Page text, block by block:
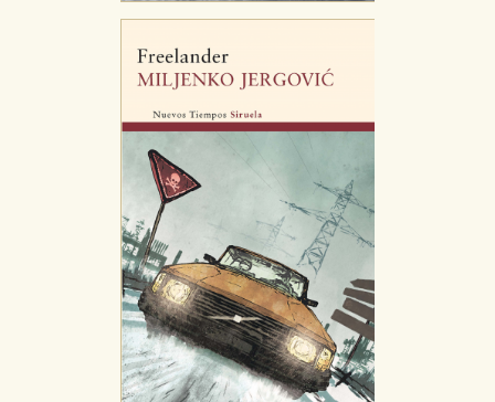
tanto, es anónima.
Cookies de publicidad y redes sociales
Estas cookies son gestionadas por nuestros socios
relevante para sus intereses en otros sitios. No
almacenan directamente información personal sino
que se basan en la identificación única de su
navegador y dispositivo de internet.
GUARDAR CONFIGURACIÓN
Puede consultar nuestrapolítica de cookies